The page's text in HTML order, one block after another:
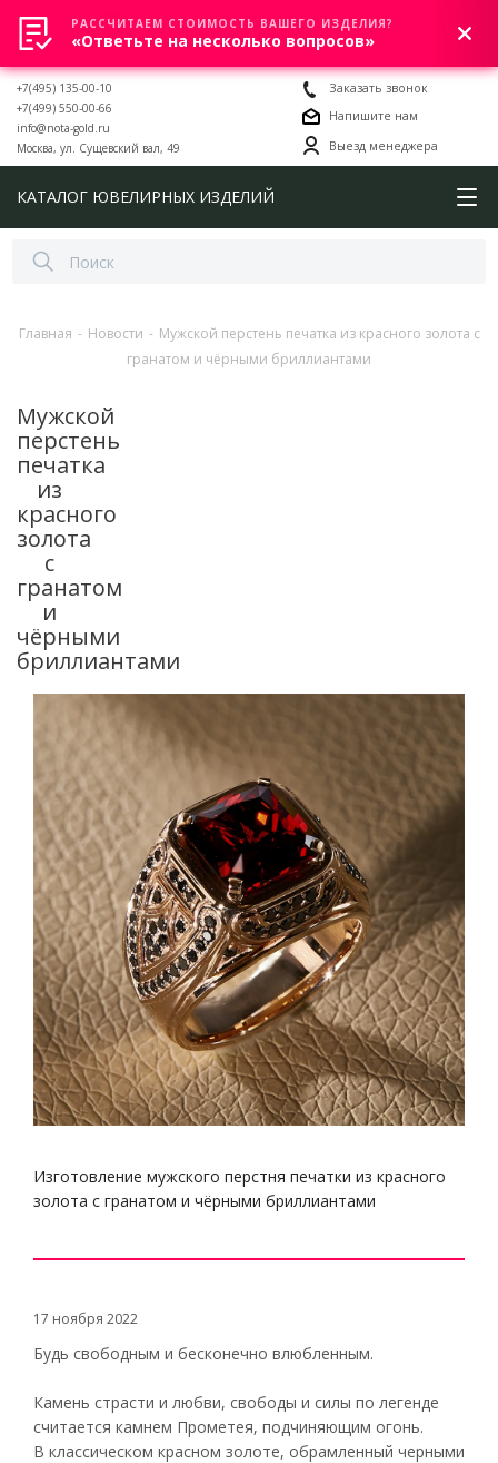
0
+7(495) 135-00-10
+7(499) 550-00-66
info@nota-gold.ru
Москва, ул. Сущевский вал, 49
Заказать звонок
Напишите нам
Выезд менеджера
КАТАЛОГ ЮВЕЛИРНЫХ ИЗДЕЛИЙ
Главная - Новости - Мужской перстень печатка из красного золота с
гранатом и чёрными бриллиантами
Мужской
перстень
печатка
из
красного
золота
с
гранатом
и
чёрными
бриллиантами
Изготовление мужского перстня печатки из красного
золота с гранатом и чёрными бриллиантами
17 ноября 2022
Будь свободным и бесконечно влюбленным.
Камень страсти и любви, свободы и силы по легенде
считается камнем Прометея, подчиняющим огонь.
В классическом красном золоте, обрамленный черными
РАССЧИТАЕМ СТОИМОСТЬ ВАШЕГО ИЗДЕЛИЯ?
«Ответьте на несколько вопросов»